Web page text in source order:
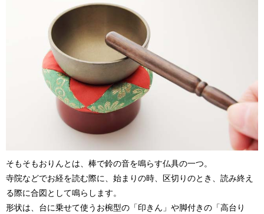
そもそもおりんとは、棒で鈴の音を鳴らす仏具の一つ。
寺院などでお経を読む際に、始まりの時、区切りのとき、読み終え
る際に合図として鳴らします。
形状は、台に乗せて使うお椀型の「印きん」や脚付きの「高台り